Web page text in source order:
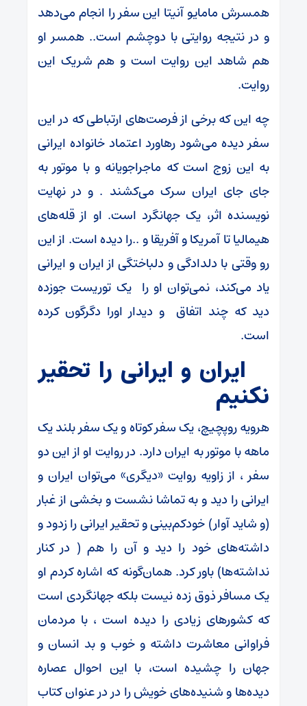
همسرش مامایو آنیتا این سفر را انجام می‌دهد
و در نتیجه روایتی با دوچشم است.. همسر او
هم شاهد این روایت است و هم شریک این
روایت.
چه این که برخی از فرصت‌های ارتباطی که در این
سفر دیده می‌شود رهاورد اعتماد خانواده ایرانی
به این زوج است که ماجراجویانه و با موتور به
جای جای ایران سرک می‌کشند . و در نهایت
نویسنده اثر، یک جهانگرد است. او از قله‌های
هیمالیا تا آمریکا و آفریقا و ..را دیده است. از این
رو وقتی با دلدادگی و دلباختگی از ایران و ایرانی
یاد می‌کند، نمی‌توان او را یک توریست جوزده
دید که چند اتفاق و دیدار اورا دگرگون کرده
است.
ایران و ایرانی را تحقیر
نکنیم
هرویه روپچیچ، یک سفر کوتاه و یک سفر بلند یک
ماهه با موتور به ایران دارد. در روایت او از این دو
سفر ، از زاویه روایت «دیگری» می‌توان ایران و
ایرانی را دید و به تماشا نشست و بخشی از غبار
(و شاید آوار) خودکم‌بینی و تحقیر ایرانی را زدود و
داشته‌های خود را دید و آن را هم ( در کنار
نداشته‌ها) باور کرد. همان‌گونه که اشاره کردم او
یک مسافر ذوق زده نیست بلکه جهانگردی است
که کشورهای زیادی را دیده است ، با مردمان
فراوانی معاشرت داشته و خوب و بد انسان و
جهان را چشیده است، با این احوال عصاره
دیده‌ها و شنیده‌های خویش را در در عنوان کتاب